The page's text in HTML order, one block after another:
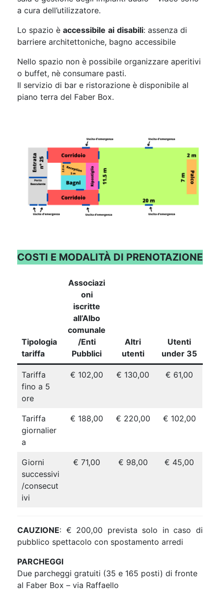
a cura dell’utilizzatore.
Lo spazio è accessibile ai disabili: assenza di
barriere architettoniche, bagno accessibile
Nello spazio non è possibile organizzare aperitivi
o buffet, nè consumare pasti.
Il servizio di bar e ristorazione è disponibile al
piano terra del Faber Box.
COSTI E MODALITÀ DI PRENOTAZIONE
Tipologia
tariffa
Associazi
oni
iscritte
all’Albo
comunale
/Enti
Pubblici
Altri
utenti
Utenti
under 35
Tariffa
fino a 5
ore
€ 102,00 € 130,00 € 61,00
Tariffa
giornalier
a
€ 188,00 € 220,00 € 102,00
Giorni
successivi
/consecut
ivi
€ 71,00 € 98,00 € 45,00
CAUZIONE: € 200,00 prevista solo in caso di
pubblico spettacolo con spostamento arredi
PARCHEGGI
Due parcheggi gratuiti (35 e 165 posti) di fronte
al Faber Box – via Raffaello